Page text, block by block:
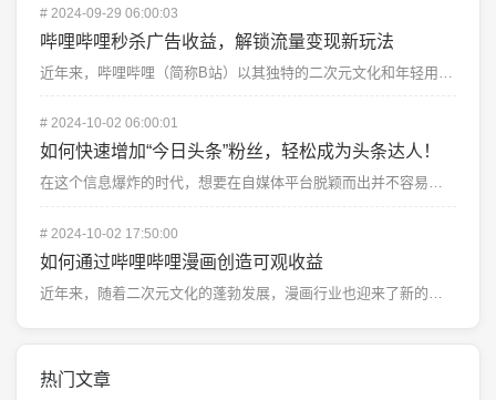
# 2024-09-29 06:00:03
哔哩哔哩秒杀广告收益，解锁流量变现新玩法
# 2024-10-02 06:00:01
如何快速增加“今日头条”粉丝，轻松成为头条达人！
在这个信息爆炸的时代，想要在自媒体平台脱颖而出并不容易，而“今日头条”作为国内主流的内容分发平台，拥...
# 2024-10-02 17:50:00
如何通过哔哩哔哩漫画创造可观收益
热门文章